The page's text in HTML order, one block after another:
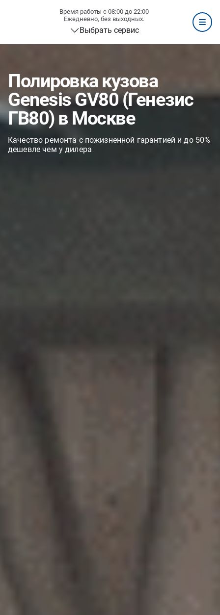
Время работы с 08:00 до 22:00
Ежедневно, без выходных.
Выбрать сервис
Полировка кузова
Genesis GV80 (Генезис
ГВ80) в Москве
Качество ремонта с пожизненной гарантией и до 50%
дешевле чем у дилера